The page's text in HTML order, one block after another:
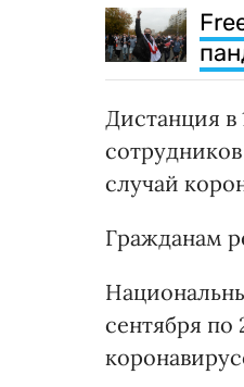
Дистанция в
случай
Гражданам
сентября по